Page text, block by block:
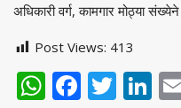
अधिकारी वर्ग, कामगार मोठ्या
Post Views: 413
WhatsApp